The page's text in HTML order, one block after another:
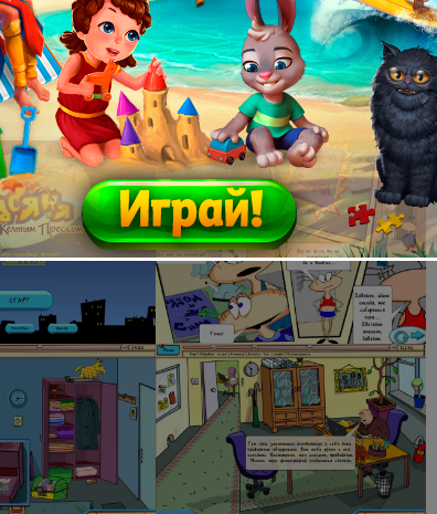
квест «Масяня под желтым прессом» выполнен по всем
А фирменный стиль рисунков, звучание голосов от студии
закрученный сюжет с неожиданной концовкой придутся по душе
игрокам.